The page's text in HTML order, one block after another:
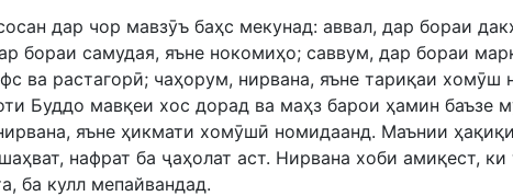
дар чор мавзӯъ баҳс мекунад: аввал, дар бораи
бораи самудая, яъне нокомиҳо; саввум, дар бораи
ва растагорӣ; чаҳорум, нирвана, яъне тариқаи хомӯш
Буддо мавқеи хос дорад ва маҳз барои ҳамин баъзе
яъне ҳикмати хомӯшӣ номидаанд. Маънии
нафрат ба ҷаҳолат аст. Нирвана хоби амиқест,
ба кулл мепайвандад.